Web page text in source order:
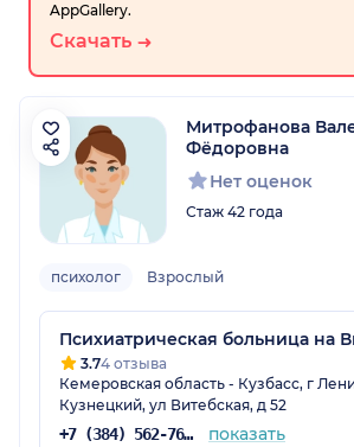
AppGallery.
Скачать
Митрофанова
Фёдоровна
Нет оценок
Стаж 42 года
психолог Взрослый
Психиатрическая больница на
3.74 отзыва
Кемеровская область - Кузбасс, г
Кузнецкий, ул Витебская, д 52
+7 (384) 562-76-06 показать